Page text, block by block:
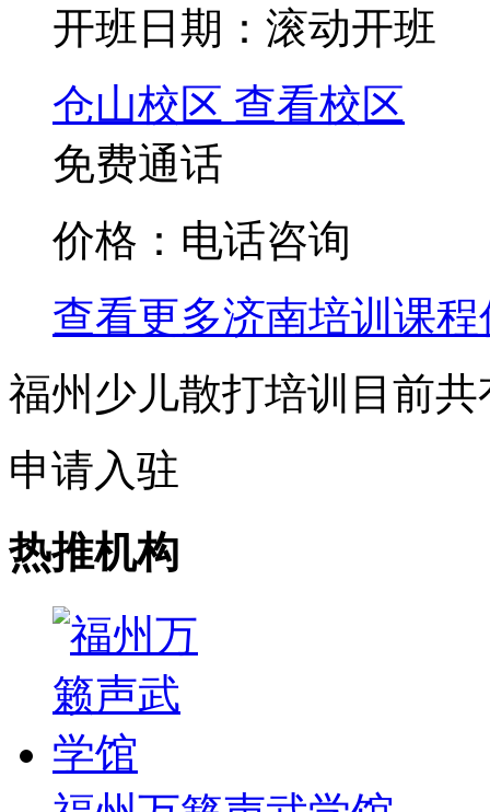
开班日期：滚动开班
仓山校区 查看校区
免费通话
价格：电话咨询
查看更多济南培训课程
福州少儿散打培训目前
申请入驻
热推机构